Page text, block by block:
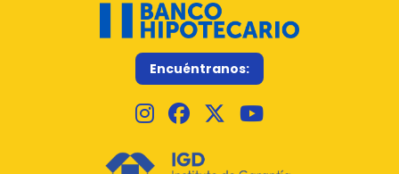
Encuéntranos: